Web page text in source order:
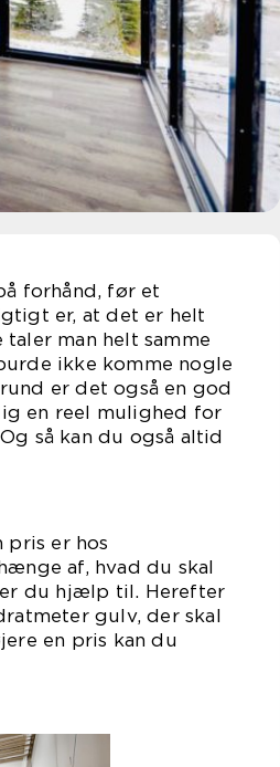
forhånd, før et
er, at det er helt
man helt samme
ikke komme nogle
er det også en god
en reel mulighed for
så kan du også altid
pris er hos
af, hvad du skal
du hjælp til. Herefter
gulv, der skal
en pris kan du